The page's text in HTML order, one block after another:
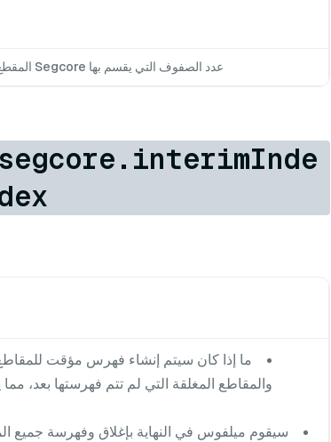
عدد الصفوف التي يقسم بها Segcore المقطع إلى أجزاء.
ما إذا كان سيتم إنشاء فهرس مؤقت للمقاطع
والمقاطع المغلقة التي لم تتم فهرستها بعد،
سيقوم ميلفوس في النهاية بإغلاق وفهرسة جميع